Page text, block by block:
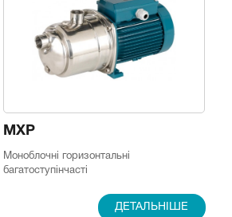
MXP
Моноблочні горизонтальні
багатоступінчасті
ДЕТАЛЬНІШЕ